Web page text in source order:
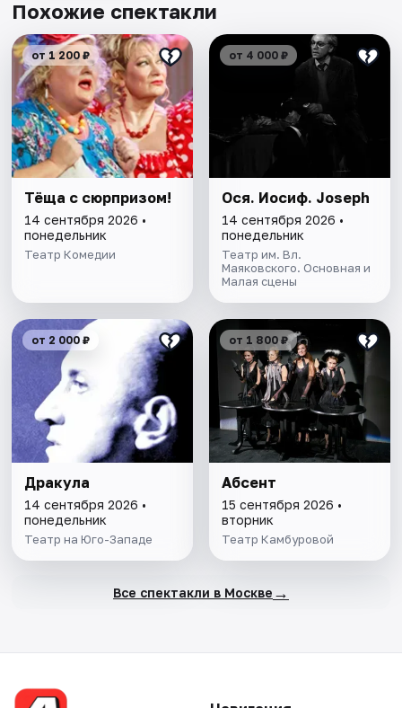
Похожие спектакли
от 1 200 ₽
Тёща с сюрпризом!
14 сентября 2026 •
понедельник
Театр Комедии
от 4 000 ₽
Ося. Иосиф. Joseph
14 сентября 2026 •
понедельник
Театр им. Вл.
Маяковского. Основная и
Малая сцены
от 2 000 ₽
Дракула
14 сентября 2026 •
понедельник
Театр на Юго-Западе
от 1 800 ₽
Абсент
15 сентября 2026 •
вторник
Театр Камбуровой
Все спектакли в Москве →